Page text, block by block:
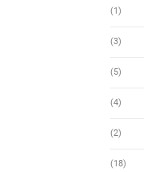
(1)
(3)
(5)
(4)
(2)
(18)